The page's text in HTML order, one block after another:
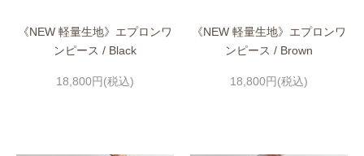
《NEW 軽量生地》エプロンワ
ンピース / Black
18,800円(税込)
《NEW 軽量生地》エプロンワ
ンピース / Brown
18,800円(税込)